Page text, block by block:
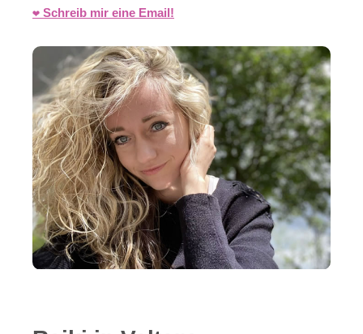
❤️ Schreib mir eine Email!